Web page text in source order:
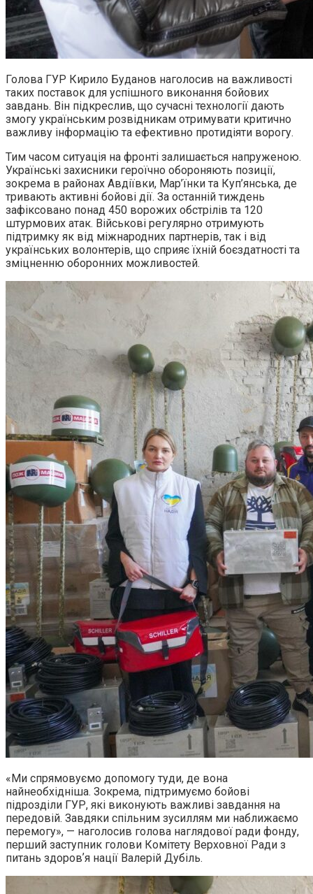
Голова ГУР Кирило Буданов наголосив на важливості
таких поставок для успішного виконання бойових
завдань. Він підкреслив, що сучасні технології дають
змогу українським розвідникам отримувати критично
важливу інформацію та ефективно протидіяти ворогу.
Тим часом ситуація на фронті залишається напруженою.
Українські захисники героїчно обороняють позиції,
зокрема в районах Авдіївки, Мар’їнки та Куп’янська, де
тривають активні бойові дії. За останній тиждень
зафіксовано понад 450 ворожих обстрілів та 120
штурмових атак. Військові регулярно отримують
підтримку як від міжнародних партнерів, так і від
українських волонтерів, що сприяє їхній боєздатності та
зміцненню оборонних можливостей.
«Ми спрямовуємо допомогу туди, де вона
найнеобхідніша. Зокрема, підтримуємо бойові
підрозділи ГУР, які виконують важливі завдання на
передовій. Завдяки спільним зусиллям ми наближаємо
перемогу», — наголосив голова наглядової ради фонду,
перший заступник голови Комітету Верховної Ради з
питань здоровʼя нації Валерій Дубіль.